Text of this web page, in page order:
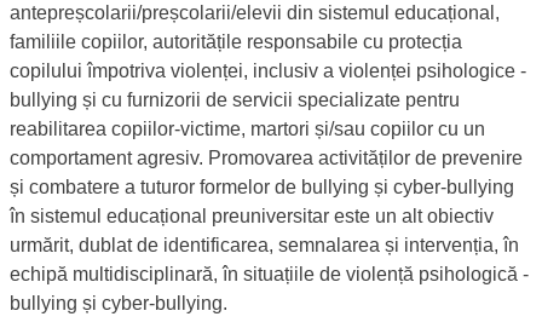
antepreșcolarii/preșcolarii/elevii din sistemul educațional,
familiile copiilor, autoritățile responsabile cu protecția
copilului împotriva violenței, inclusiv a violenței psihologice -
bullying și cu furnizorii de servicii specializate pentru
reabilitarea copiilor-victime, martori și/sau copiilor cu un
comportament agresiv. Promovarea activităților de prevenire
și combatere a tuturor formelor de bullying și cyber-bullying
în sistemul educațional preuniversitar este un alt obiectiv
urmărit, dublat de identificarea, semnalarea și intervenția, în
echipă multidisciplinară, în situațiile de violență psihologică -
bullying și cyber-bullying.